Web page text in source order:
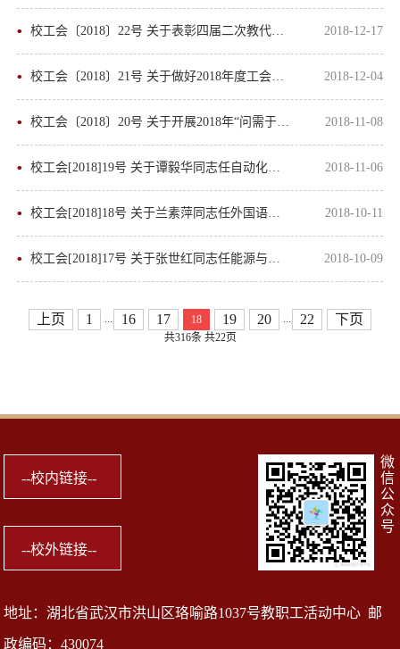
校工会〔2018〕22号 关于表彰四届二次教代会“优秀提案”、“提案工作组织奖”和“提案承办先进单... 2018-12-17
校工会〔2018〕21号 关于做好2018年度工会工作年终总结及评比表彰工作的通知 2018-12-04
校工会〔2018〕20号 关于开展2018年“问需于民”征集民生实事活动的通知 2018-11-08
校工会[2018]19号 关于谭毅华同志任自动化学院工会主席的批复 2018-11-06
校工会[2018]18号 关于兰素萍同志任外国语学院工会主席的批复 2018-10-11
校工会[2018]17号 关于张世红同志任能源与动力工程学院工会主席的批复 2018-10-09
上页 1 ... 16 17 18 19 20 ... 22 下页
共316条 共22页
微
信
公
众
号
地址：湖北省武汉市洪山区珞喻路1037号教职工活动中心 邮
政编码：430074